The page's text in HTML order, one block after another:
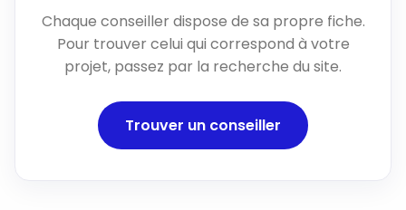
Chaque conseiller dispose de sa propre fiche.
Pour trouver celui qui correspond à votre
projet, passez par la recherche du site.
Trouver un conseiller